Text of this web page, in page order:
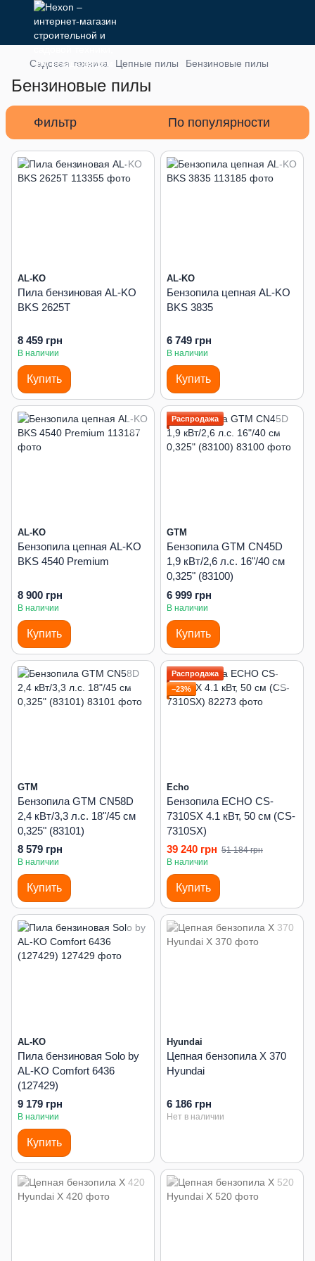
Садовая техника Цепные пилы Бензиновые пилы
Бензиновые пилы
Фильтр По популярности
AL-KO
Пила бензиновая AL-KO
BKS 2625T
8 459 грн
В наличии
Купить
AL-KO
Бензопила цепная AL-KO
BKS 3835
6 749 грн
В наличии
Купить
AL-KO
Бензопила цепная AL-KO
BKS 4540 Premium
8 900 грн
В наличии
Купить
Распродажа
GTM
Бензопила GTM CN45D
1,9 кВт/2,6 л.с. 16"/40 см
0,325" (83100)
6 999 грн
В наличии
Купить
GTM
Бензопила GTM CN58D
2,4 кВт/3,3 л.с. 18"/45 см
0,325" (83101)
8 579 грн
В наличии
Купить
Распродажа
−23%
Echo
Бензопила ECHO CS-
7310SX 4.1 кВт, 50 см (CS-
7310SX)
39 240 грн 51 184 грн
В наличии
Купить
AL-KO
Пила бензиновая Solo by
AL-KO Comfort 6436
(127429)
9 179 грн
В наличии
Купить
Hyundai
Цепная бензопила X 370
Hyundai
6 186 грн
Нет в наличии